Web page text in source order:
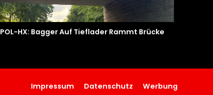
POL-HX: Bagger Auf Tieflader Rammt Brücke
Impressum Datenschutz Werbung